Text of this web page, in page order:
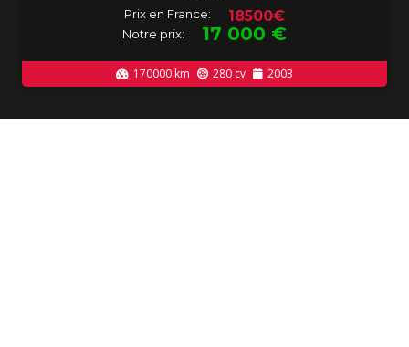
Prix en France: 18500€
Notre prix: 17 000 €
170000 km 280cv 2003